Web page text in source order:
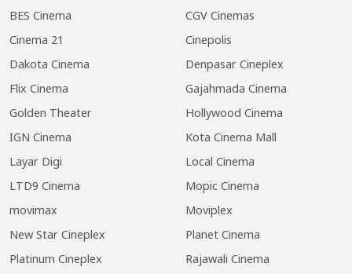
BES Cinema
CGV Cinemas
Cinema 21
Cinepolis
Dakota Cinema
Denpasar Cineplex
Flix Cinema
Gajahmada Cinema
Golden Theater
Hollywood Cinema
IGN Cinema
Kota Cinema Mall
Layar Digi
Local Cinema
LTD9 Cinema
Mopic Cinema
movimax
Moviplex
New Star Cineplex
Planet Cinema
Platinum Cineplex
Rajawali Cinema